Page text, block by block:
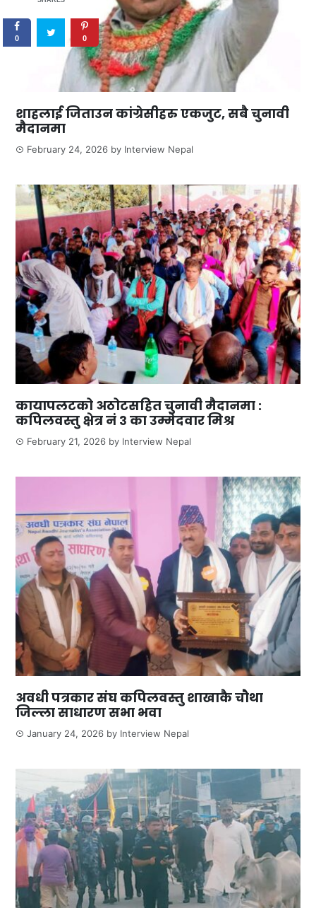
शाहलाई जिताउन कांग्रेसीहरु एकजुट, सबै चुनावी
मैदानमा
February 24, 2026 by Interview Nepal
कायापलटको अठोटसहित चुनावी मैदानमा :
कपिलवस्तु क्षेत्र नं ३ का उम्मेदवार मिश्र
February 21, 2026 by Interview Nepal
अवधी पत्रकार संघ कपिलवस्तु शाखाकै चौथा
जिल्ला साधारण सभा भवा
January 24, 2026 by Interview Nepal
0 0